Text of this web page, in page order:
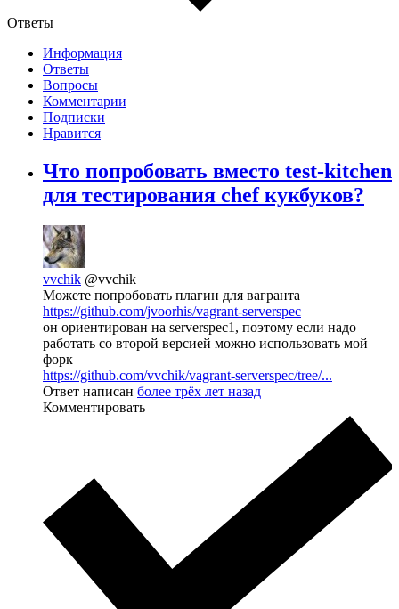
Ответы
Информация
Ответы
Вопросы
Комментарии
Подписки
Нравится
Что попробовать вместо test-kitchen
для тестирования chef кукбуков?
vvchik @vvchik
Можете попробовать плагин для вагранта
https://github.com/jvoorhis/vagrant-serverspec
он ориентирован на serverspec1, поэтому если надо
работать со второй версией можно использовать мой
форк
https://github.com/vvchik/vagrant-serverspec/tree/...
Ответ написан более трёх лет назад
Комментировать